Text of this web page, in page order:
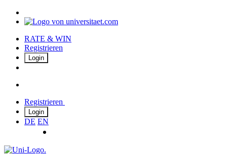
RATE & WIN
Registrieren
Login
Registrieren
Login
DE EN